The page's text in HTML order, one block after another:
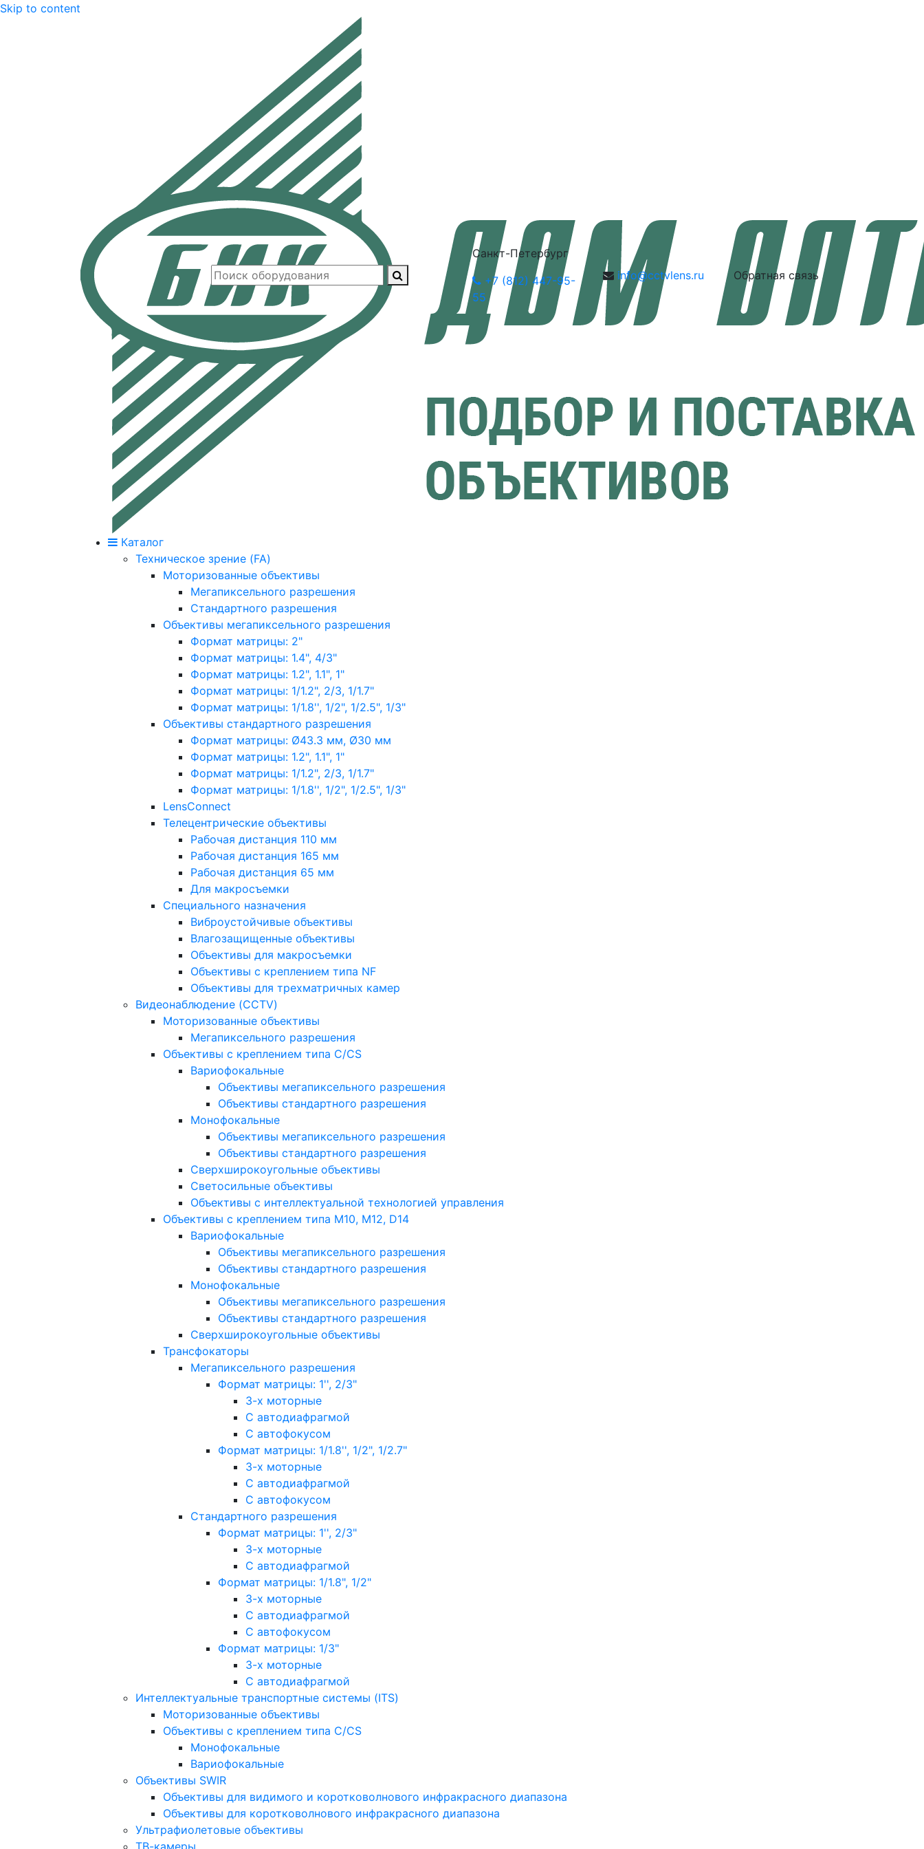
Skip to content
Санкт-Петербург
+7 (812) 447-95-
55
info@cctvlens.ru Обратная связь
Каталог
Техническое зрение (FA)
Моторизованные объективы
Мегапиксельного разрешения
Стандартного разрешения
Объективы мегапиксельного разрешения
Формат матрицы: 2"
Формат матрицы: 1.4", 4/3"
Формат матрицы: 1.2", 1.1", 1"
Формат матрицы: 1/1.2", 2/3, 1/1.7"
Формат матрицы: 1/1.8'', 1/2", 1/2.5", 1/3"
Объективы стандартного разрешения
Формат матрицы: Ø43.3 мм, Ø30 мм
Формат матрицы: 1.2", 1.1", 1"
Формат матрицы: 1/1.2", 2/3, 1/1.7"
Формат матрицы: 1/1.8'', 1/2", 1/2.5", 1/3"
LensConnect
Телецентрические объективы
Рабочая дистанция 110 мм
Рабочая дистанция 165 мм
Рабочая дистанция 65 мм
Для макросъемки
Специального назначения
Виброустойчивые объективы
Влагозащищенные объективы
Объективы для макросъемки
Объективы с креплением типа NF
Объективы для трехматричных камер
Видеонаблюдение (CCTV)
Моторизованные объективы
Мегапиксельного разрешения
Объективы с креплением типа C/CS
Вариофокальные
Объективы мегапиксельного разрешения
Объективы стандартного разрешения
Монофокальные
Объективы мегапиксельного разрешения
Объективы стандартного разрешения
Сверхширокоугольные объективы
Светосильные объективы
Объективы с интеллектуальной технологией управления
Объективы с креплением типа M10, M12, D14
Вариофокальные
Объективы мегапиксельного разрешения
Объективы стандартного разрешения
Монофокальные
Объективы мегапиксельного разрешения
Объективы стандартного разрешения
Сверхширокоугольные объективы
Трансфокаторы
Мегапиксельного разрешения
Формат матрицы: 1'', 2/3"
3-х моторные
С автодиафрагмой
С автофокусом
Формат матрицы: 1/1.8'', 1/2", 1/2.7"
3-х моторные
С автодиафрагмой
С автофокусом
Стандартного разрешения
Формат матрицы: 1'', 2/3"
3-х моторные
С автодиафрагмой
Формат матрицы: 1/1.8", 1/2"
3-х моторные
С автодиафрагмой
С автофокусом
Формат матрицы: 1/3"
3-х моторные
С автодиафрагмой
Интеллектуальные транспортные системы (ITS)
Моторизованные объективы
Объективы с креплением типа C/CS
Монофокальные
Вариофокальные
Объективы SWIR
Объективы для видимого и коротковолнового инфракрасного диапазона
Объективы для коротковолнового инфракрасного диапазона
Ультрафиолетовые объективы
ТВ-камеры